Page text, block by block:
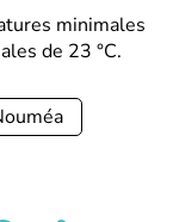
minimales
de 23 °C.